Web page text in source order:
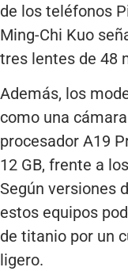
de los teléfonos
Ming-Chi Kuo
tres lentes de 48
Además, los
como una
procesador A19
12 GB, frente a
Según versiones
estos equipos
de titanio por un
ligero.